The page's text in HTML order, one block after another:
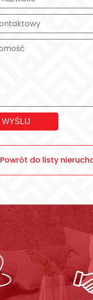
WYŚLIJ
Powrót do listy